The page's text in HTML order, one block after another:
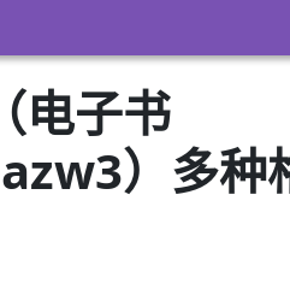
电子书
）多种